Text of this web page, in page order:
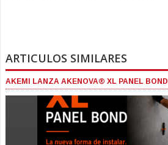
ARTICULOS SIMILARES
AKEMI LANZA AKENOVA® XL PANEL BOND